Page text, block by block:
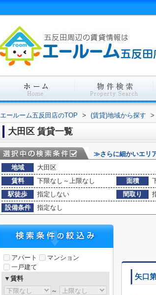
エールーム五反田店のTOP > (賃貸)地域から探す >
大田区 賃貸一覧
≫さらに細かいエリ
地域
大田区
賃料
下限なし～上限なし 面積
駅徒歩
指定しない 間取り
設備条件
指定なし
矢口
アパート
マンション
一戸建て
▼賃料
～